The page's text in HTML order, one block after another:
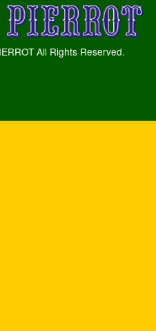
All Rights Reserved.